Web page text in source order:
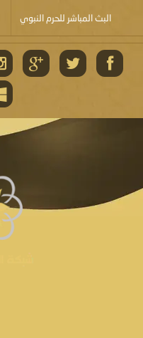
البث المباشر للحرم النبوي